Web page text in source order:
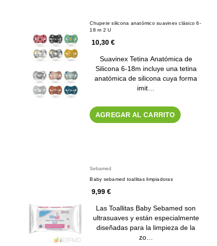
Chupete silicona anatómico suavinex clásico 6-
18 m 2 U
10,30 €
Suavinex Tetina Anatómica de
Silicona 6-18m incluye una tetina
anatómica de silicona cuya forma
imit…
AGREGAR AL CARRITO
Sebamed
Baby sebamed toallitas limpiadoras
9,99 €
Las Toallitas Baby Sebamed son
ultrasuaves y están especialmente
diseñadas para la limpieza de la
zo…